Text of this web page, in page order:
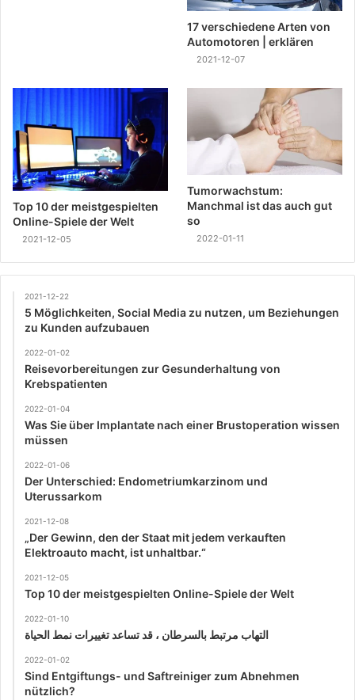
17 verschiedene Arten von
Automotoren | erklären
2021-12-07
Top 10 der meistgespielten
Online-Spiele der Welt
2021-12-05
Tumorwachstum:
Manchmal ist das auch gut
so
2022-01-11
2021-12-22
5 Möglichkeiten, Social Media zu nutzen, um Beziehungen
zu Kunden aufzubauen
2022-01-02
Reisevorbereitungen zur Gesunderhaltung von
Krebspatienten
2022-01-04
Was Sie über Implantate nach einer Brustoperation wissen
müssen
2022-01-06
Der Unterschied: Endometriumkarzinom und
Uterussarkom
2021-12-08
„Der Gewinn, den der Staat mit jedem verkauften
Elektroauto macht, ist unhaltbar.“
2021-12-05
Top 10 der meistgespielten Online-Spiele der Welt
2022-01-10
التهاب مرتبط بالسرطان ، قد تساعد تغييرات نمط الحياة
2022-01-02
Sind Entgiftungs- und Saftreiniger zum Abnehmen
nützlich?